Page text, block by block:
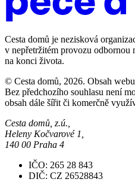
Cesta domů je nezisková
v nepřetržitém provozu
na konci života.
© Cesta domů, 2026. Obsah
Bez předchozího souhlasu není
obsah dále šířit či komerčně
Cesta domů, z.ú.,
Heleny Kočvarové 1,
140 00 Praha 4
IČO: 265 28 843
DIČ: CZ 26528843